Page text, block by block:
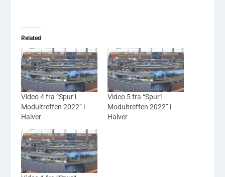
Related
Video 4 fra “Spur1
Modultreffen 2022” i
Halver
Video 5 fra “Spur1
Modultreffen 2022” i
Halver